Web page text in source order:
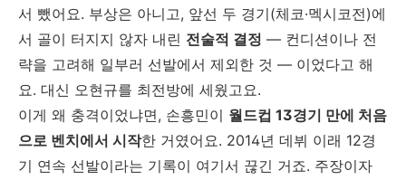
서 뺐어요. 부상은 아니고, 앞선 두 경기(체코·멕시코전)에
서 골이 터지지 않자 내린 전술적 결정 — 컨디션이나 전
략을 고려해 일부러 선발에서 제외한 것 — 이었다고 해
요. 대신 오현규를 최전방에 세웠고요.
이게 왜 충격이었냐면, 손흥민이 월드컵 13경기 만에 처음
으로 벤치에서 시작한 거였어요. 2014년 데뷔 이래 12경
기 연속 선발이라는 기록이 여기서 끊긴 거죠. 주장이자